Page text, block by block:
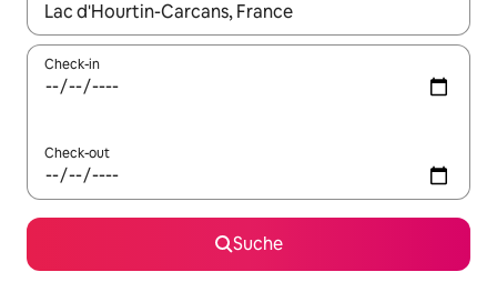
Wenn Ergebnisse verfügbar sind, navigiere mit den
Check-in
Check-out
Suche